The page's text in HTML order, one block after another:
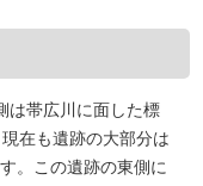
は帯広川に面した標
在も遺跡の大部分は
。この遺跡の東側に